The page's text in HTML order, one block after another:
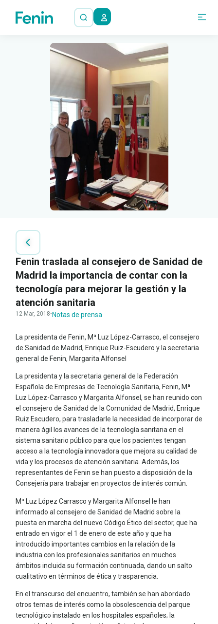
Fenin traslada al consejero de Sanidad de
Madrid la importancia de contar con la
tecnología para mejorar la gestión y la
atención sanitaria
12 Mar, 2018· Notas de prensa
La presidenta de Fenin, Mª Luz López-Carrasco, el consejero
de Sanidad de Madrid, Enrique Ruiz-Escudero y la secretaria
general de Fenin, Margarita Alfonsel
La presidenta y la secretaria general de la Federación
Española de Empresas de Tecnología Sanitaria, Fenin, Mª
Luz López-Carrasco y Margarita Alfonsel, se han reunido con
el consejero de Sanidad de la Comunidad de Madrid, Enrique
Ruiz Escudero, para trasladarle la necesidad de incorporar de
manera ágil los avances de la tecnología sanitaria en el
sistema sanitario público para que los pacientes tengan
acceso a la tecnología innovadora que mejora su calidad de
vida y los procesos de atención sanitaria. Además, los
representantes de Fenin se han puesto a disposición de la
Consejería para trabajar en proyectos de interés común.
Mª Luz López Carrasco y Margarita Alfonsel le han
informado al consejero de Sanidad de Madrid sobre la
puesta en marcha del nuevo Código Ético del sector, que ha
entrado en vigor el 1 de enero de este año y que ha
introducido importantes cambios en la relación de la
industria con los profesionales sanitarios en muchos
ámbitos incluida su formación continuada, dando un salto
cualitativo en términos de ética y trasparencia.
En el transcurso del encuentro, también se han abordado
otros temas de interés como la obsolescencia del parque
tecnológico instalado en los hospitales españoles; la